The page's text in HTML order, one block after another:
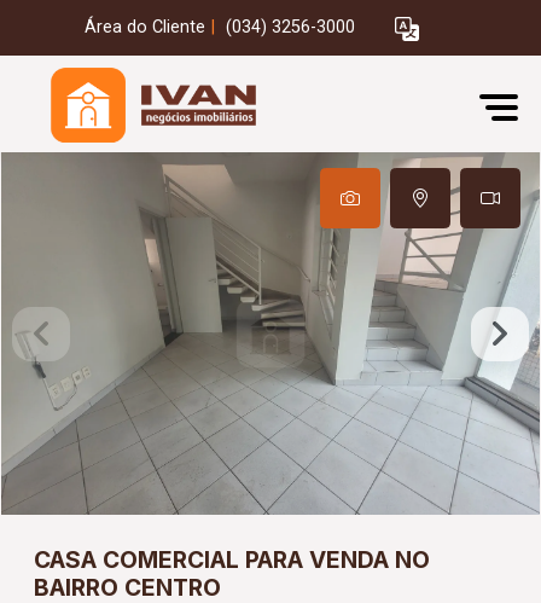
Área do Cliente (034) 3256-3000
CASA COMERCIAL PARA VENDA NO
BAIRRO CENTRO